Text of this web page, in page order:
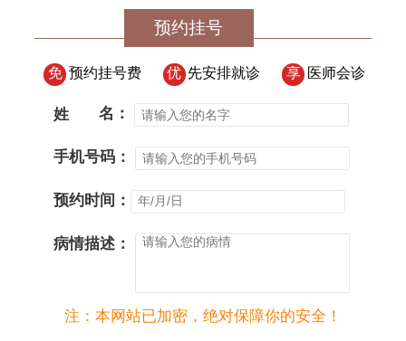
预约挂号
免 预约挂号费 优 先安排就诊 享 医师会诊
姓 名：
手机号码：
预约时间：
病情描述：
注：本网站已加密，绝对保障你的安全！